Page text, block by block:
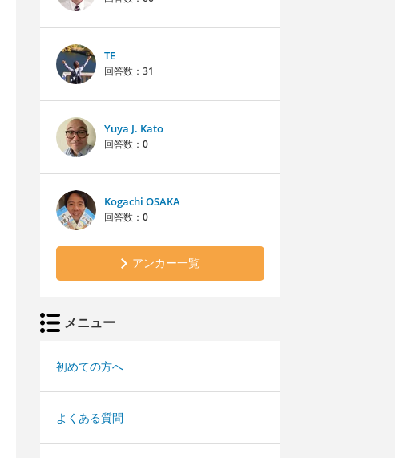
TE
回答数： 31
Yuya J. Kato
回答数： 0
Kogachi OSAKA
回答数： 0
アンカー一覧
メニュー
初めての方へ
よくある質問